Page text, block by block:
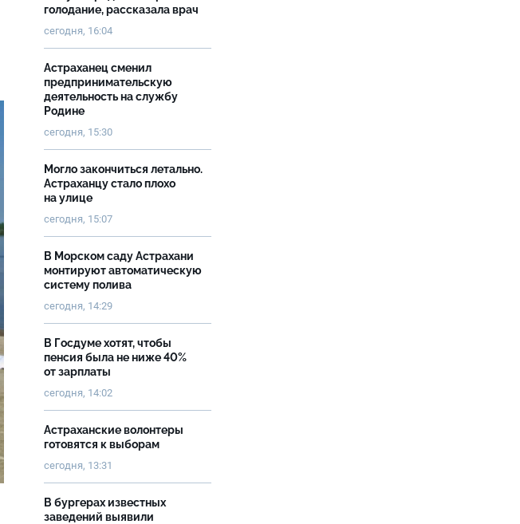
голодание, рассказала врач
сегодня, 16:04
Астраханец сменил
предпринимательскую
деятельность на службу
Родине
сегодня, 15:30
Могло закончиться летально.
Астраханцу стало плохо
на улице
сегодня, 15:07
В Морском саду Астрахани
монтируют автоматическую
систему полива
сегодня, 14:29
В Госдуме хотят, чтобы
пенсия была не ниже 40%
от зарплаты
сегодня, 14:02
Астраханские волонтеры
готовятся к выборам
сегодня, 13:31
В бургерах известных
заведений выявили